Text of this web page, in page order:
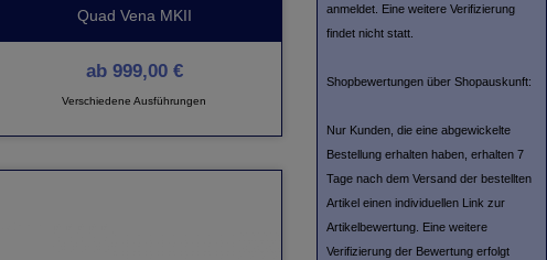
Quad Vena MKII
ab999,00 €
Verschiedene Ausführungen
anmeldet. Eine weitere Verifizierung
findet nicht statt.
Shopbewertungen über Shopauskunft:
Nur Kunden, die eine abgewickelte
Bestellung erhalten haben, erhalten 7
Tage nach dem Versand der bestellten
Artikel einen individuellen Link zur
Artikelbewertung. Eine weitere
Verifizierung der Bewertung erfolgt